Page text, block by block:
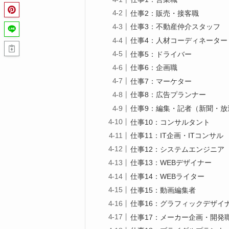
仕事2：販売・接客職
仕事3：不動産仲介スタッフ
仕事4：人材コーディネーター
仕事5：ドライバー
仕事6：企画職
仕事7：マーケター
仕事8：広告プランナー
仕事9：編集・記者（新聞・放
仕事10：コンサルタント
仕事11：IT企画・ITコンサル
仕事12：システムエンジニア
仕事13：WEBデザイナー
仕事14：WEBライター
仕事15：動画編集者
仕事16：グラフィックデザイ
仕事17：メーカー企画・開発